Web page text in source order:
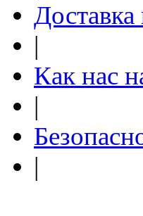
|
Как нас
|
|